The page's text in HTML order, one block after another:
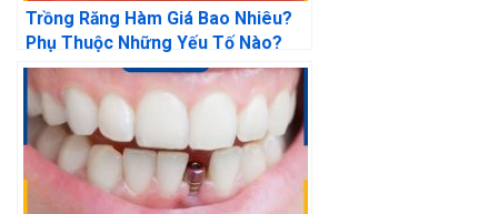
Trồng Răng Hàm Giá Bao Nhiêu?
Phụ Thuộc Những Yếu Tố Nào?